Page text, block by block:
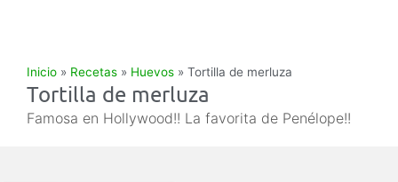
Inicio » Recetas » Huevos » Tortilla de merluza
Tortilla de merluza
Famosa en Hollywood!! La favorita de Penélope!!